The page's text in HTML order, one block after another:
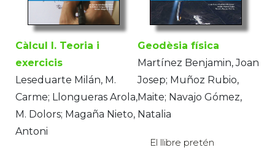
Càlcul I. Teoria i
exercicis
Leseduarte Milán, M.
Carme; Llongueras Arola,
M. Dolors; Magaña Nieto,
Antoni
Geodèsia física
Martínez Benjamin, Joan
Josep; Muñoz Rubio,
Maite; Navajo Gómez,
Natalia
El llibre pretén